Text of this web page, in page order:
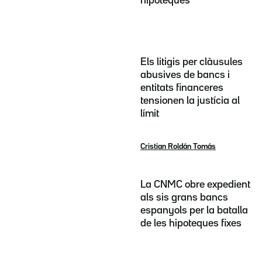
Els litigis per clàusules
abusives de bancs i
entitats financeres
tensionen la justícia al
límit
Cristian Roldán Tomás
La CNMC obre expedient
als sis grans bancs
espanyols per la batalla
de les hipoteques fixes